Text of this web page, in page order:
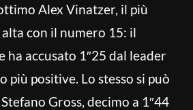
Alex Vinatzer, il più
con il numero 15: il
ha accusato 1″25 dal leader
più positive. Lo stesso si può
Gross, decimo a 1″44